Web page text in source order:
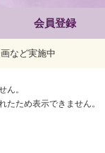
会員登録
など実施中
ん。
たため表示できません。